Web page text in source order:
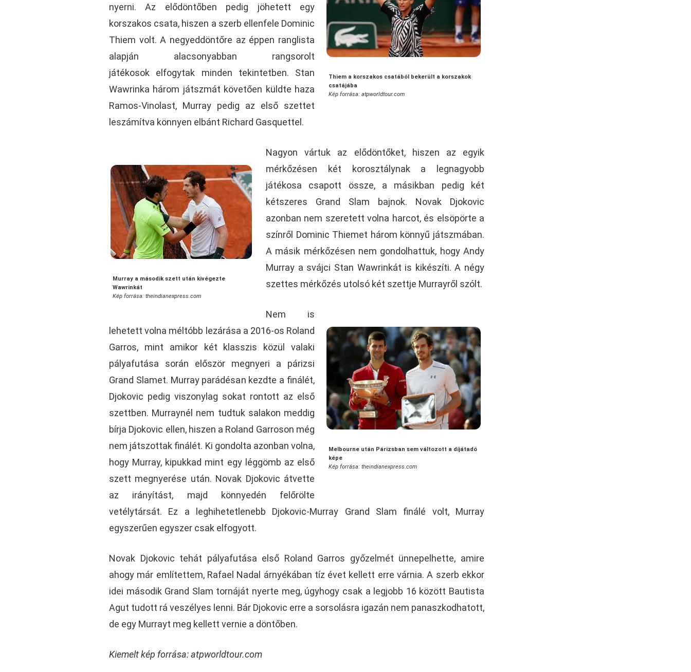
Thiem a korszakos csatából bekerült a korszakok
csatájába
Kép forrása: atpworldtour.com
nyerni. Az elődöntőben pedig jöhetett egy
korszakos csata, hiszen a szerb ellenfele Dominic
Thiem volt. A negyeddöntőre az éppen ranglista
alapján alacsonyabban rangsorolt
játékosok elfogytak minden tekintetben. Stan
Wawrinka három játszmát követően küldte haza
Ramos-Vinolast, Murray pedig az első szettet
leszámítva könnyen elbánt Richard Gasquettel.
Murray a második szett után kivégezte
Wawrinkát
Kép forrása: theindianexpress.com
Nagyon vártuk az elődöntőket, hiszen az egyik
mérkőzésen két korosztálynak a legnagyobb
játékosa csapott össze, a másikban pedig két
kétszeres Grand Slam bajnok. Novak Djokovic
azonban nem szeretett volna harcot, és elsöpörte a
színről Dominic Thiemet három könnyű játszmában.
A másik mérkőzésen nem gondolhattuk, hogy Andy
Murray a svájci Stan Wawrinkát is kikészíti. A négy
szettes mérkőzés utolsó két szettje Murrayről szólt.
Melbourne után Párizsban sem változott a díjátadó
képe
Kép forrása: theindianexpress.com
Nem is
lehetett volna méltóbb lezárása a 2016-os Roland
Garros, mint amikor két klasszis közül valaki
pályafutása során először megnyeri a párizsi
Grand Slamet. Murray parádésan kezdte a finálét,
Djokovic pedig viszonylag sokat rontott az első
szettben. Murraynél nem tudtuk salakon meddig
bírja Djokovic ellen, hiszen a Roland Garroson még
nem játszottak finálét. Ki gondolta azonban volna,
hogy Murray, kipukkad mint egy léggömb az első
szett megnyerése után. Novak Djokovic átvette
az irányítást, majd könnyedén felőrölte
vetélytársát. Ez a leghihetetlenebb Djokovic-Murray Grand Slam finálé volt, Murray
egyszerűen egyszer csak elfogyott.
Novak Djokovic tehát pályafutása első Roland Garros győzelmét ünnepelhette, amire
ahogy már említettem, Rafael Nadal árnyékában tíz évet kellett erre várnia. A szerb ekkor
idei második Grand Slam tornáját nyerte meg, úgyhogy csak a legjobb 16 között Bautista
Agut tudott rá veszélyes lenni. Bár Djokovic erre a sorsolásra igazán nem panaszkodhatott,
de egy Murrayt meg kellett vernie a döntőben.
Kiemelt kép forrása: atpworldtour.com